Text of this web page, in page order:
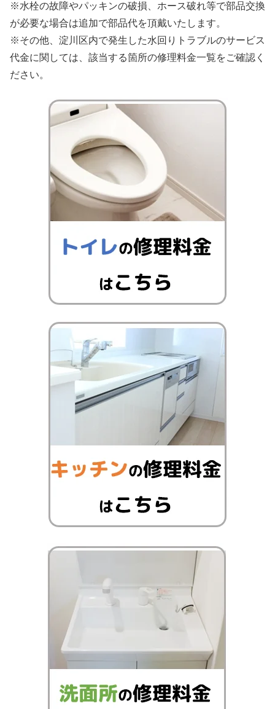
※水栓の故障やパッキンの破損、ホース破れ等で部品交換
が必要な場合は追加で部品代を頂戴いたします。
※その他、淀川区内で発生した水回りトラブルのサービス
代金に関しては、該当する箇所の修理料金一覧をご確認く
ださい。